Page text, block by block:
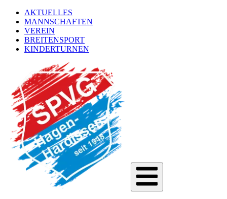
AKTUELLES
MANNSCHAFTEN
VEREIN
BREITENSPORT
KINDERTURNEN